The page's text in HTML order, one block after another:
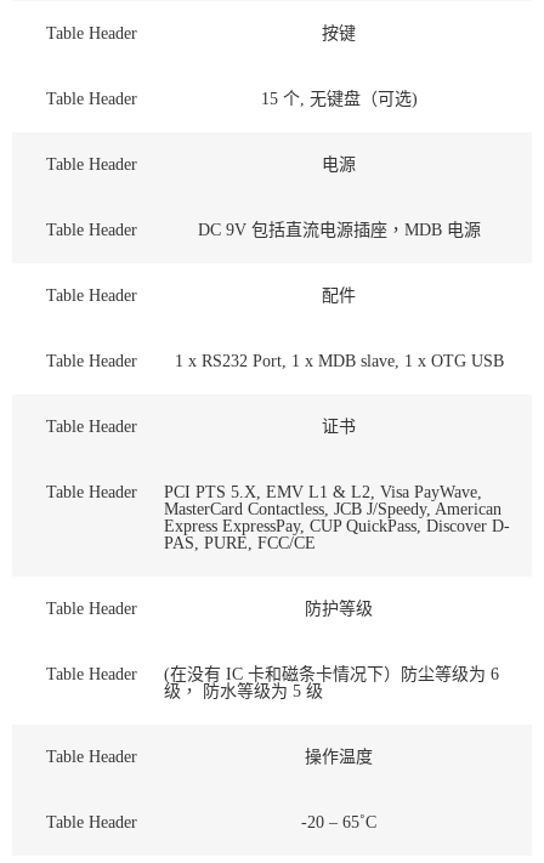
Table Header 按键
Table Header 15 个, 无键盘（可选)
Table Header 电源
Table Header DC 9V 包括直流电源插座，MDB 电源
Table Header 配件
Table Header 1 x RS232 Port, 1 x MDB slave, 1 x OTG USB
Table Header 证书
Table Header
PCI PTS 5.X, EMV L1 & L2, Visa PayWave,
MasterCard Contactless, JCB J/Speedy, American
Express ExpressPay, CUP QuickPass, Discover D-
PAS, PURE, FCC/CE
Table Header 防护等级
Table Header
(在没有 IC 卡和磁条卡情况下）防尘等级为 6
级， 防水等级为 5 级
Table Header 操作温度
Table Header -20 – 65˚C